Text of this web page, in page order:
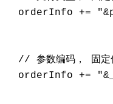
orderInfo +=
// 参数编码， 固定
orderInfo +=